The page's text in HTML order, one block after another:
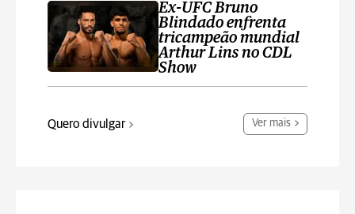
Ex-UFC Bruno
Blindado enfrenta
tricampeão mundial
Arthur Lins no CDL
Show
Quero divulgar Ver mais